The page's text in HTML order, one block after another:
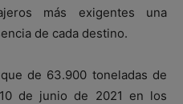
más exigentes una
de cada destino.
de 63.900 toneladas de
de junio de 2021 en los